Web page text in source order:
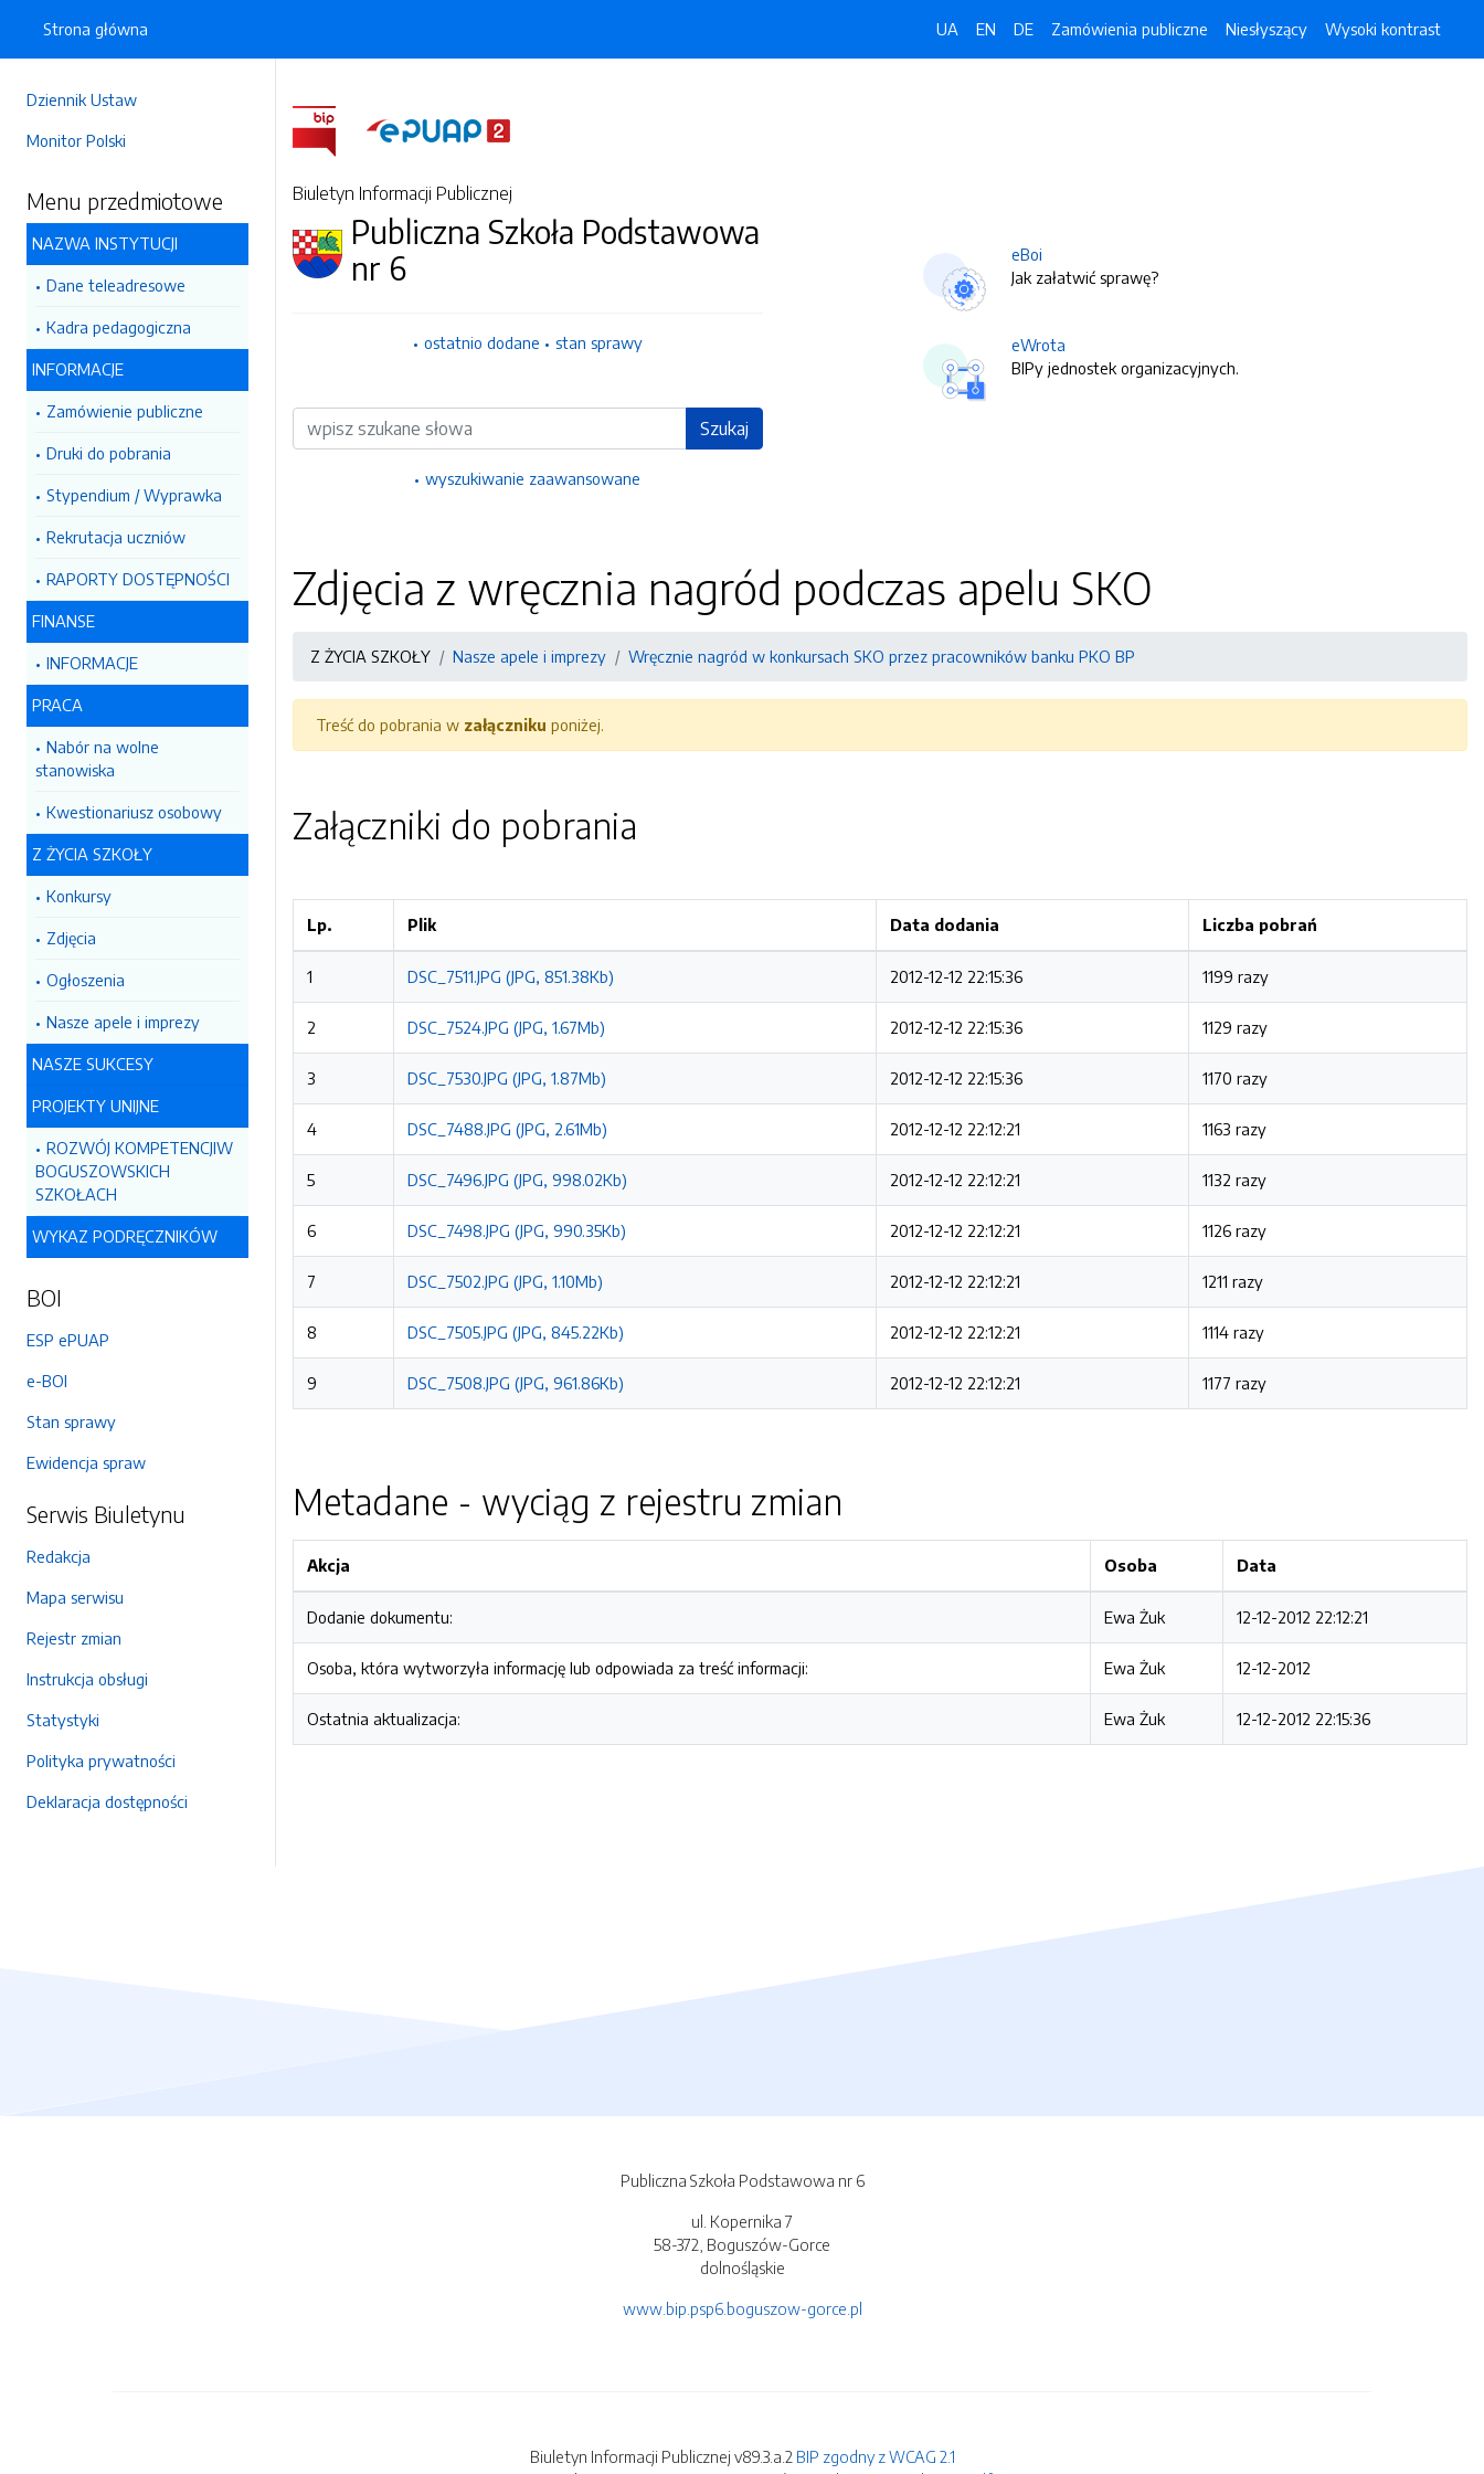
Dziennik Ustaw
Monitor Polski
Menu przedmiotowe
NAZWA INSTYTUCJI
Dane teleadresowe
Kadra pedagogiczna
INFORMACJE
Zamówienie publiczne
Druki do pobrania
Stypendium / Wyprawka
Rekrutacja uczniów
RAPORTY DOSTĘPNOŚCI
FINANSE
INFORMACJE
PRACA
Nabór na wolne
stanowiska
Kwestionariusz osobowy
Z ŻYCIA SZKOŁY
Konkursy
Zdjęcia
Ogłoszenia
Nasze apele i imprezy
NASZE SUKCESY
PROJEKTY UNIJNE
ROZWÓJ KOMPETENCJIW
BOGUSZOWSKICH
SZKOŁACH
WYKAZ PODRĘCZNIKÓW
BOI
ESP ePUAP
e-BOI
Stan sprawy
Ewidencja spraw
Serwis Biuletynu
Redakcja
Mapa serwisu
Rejestr zmian
Instrukcja obsługi
Statystyki
Polityka prywatności
Deklaracja dostępności
Strona główna UA EN DE Zamówienia publiczne Niesłyszący Wysoki kontrast
Biuletyn Informacji Publicznej
Publiczna Szkoła Podstawowa
nr 6
ostatnio dodane stan sprawy
Wyszukiwarka Szukaj
wyszukiwanie zaawansowane
eBoi
Jak załatwić sprawę?
eWrota
BIPy jednostek organizacyjnych.
Zdjęcia z wręcznia nagród podczas apelu SKO
Z ŻYCIA SZKOŁY Nasze apele i imprezy Wręcznie nagród w konkursach SKO przez pracowników banku PKO BP
Treść do pobrania w załączniku poniżej.
Załączniki do pobrania
Lp. Plik Data dodania Liczba pobrań
1 DSC_7511.JPG (JPG, 851.38Kb) 2012-12-12 22:15:36 1199 razy
2 DSC_7524.JPG (JPG, 1.67Mb) 2012-12-12 22:15:36 1129 razy
3 DSC_7530.JPG (JPG, 1.87Mb) 2012-12-12 22:15:36 1170 razy
4 DSC_7488.JPG (JPG, 2.61Mb) 2012-12-12 22:12:21 1163 razy
5 DSC_7496.JPG (JPG, 998.02Kb) 2012-12-12 22:12:21 1132 razy
6 DSC_7498.JPG (JPG, 990.35Kb) 2012-12-12 22:12:21 1126 razy
7 DSC_7502.JPG (JPG, 1.10Mb) 2012-12-12 22:12:21 1211 razy
8 DSC_7505.JPG (JPG, 845.22Kb) 2012-12-12 22:12:21 1114 razy
9 DSC_7508.JPG (JPG, 961.86Kb) 2012-12-12 22:12:21 1177 razy
Metadane - wyciąg z rejestru zmian
Akcja Osoba Data
Dodanie dokumentu: Ewa Żuk 12-12-2012 22:12:21
Osoba, która wytworzyła informację lub odpowiada za treść informacji: Ewa Żuk 12-12-2012
Ostatnia aktualizacja: Ewa Żuk 12-12-2012 22:15:36
Publiczna Szkoła Podstawowa nr 6
ul. Kopernika 7
58-372, Boguszów-Gorce
dolnośląskie
www.bip.psp6.boguszow-gorce.pl
Biuletyn Informacji Publicznej v89.3.a.2 BIP zgodny z WCAG 2.1